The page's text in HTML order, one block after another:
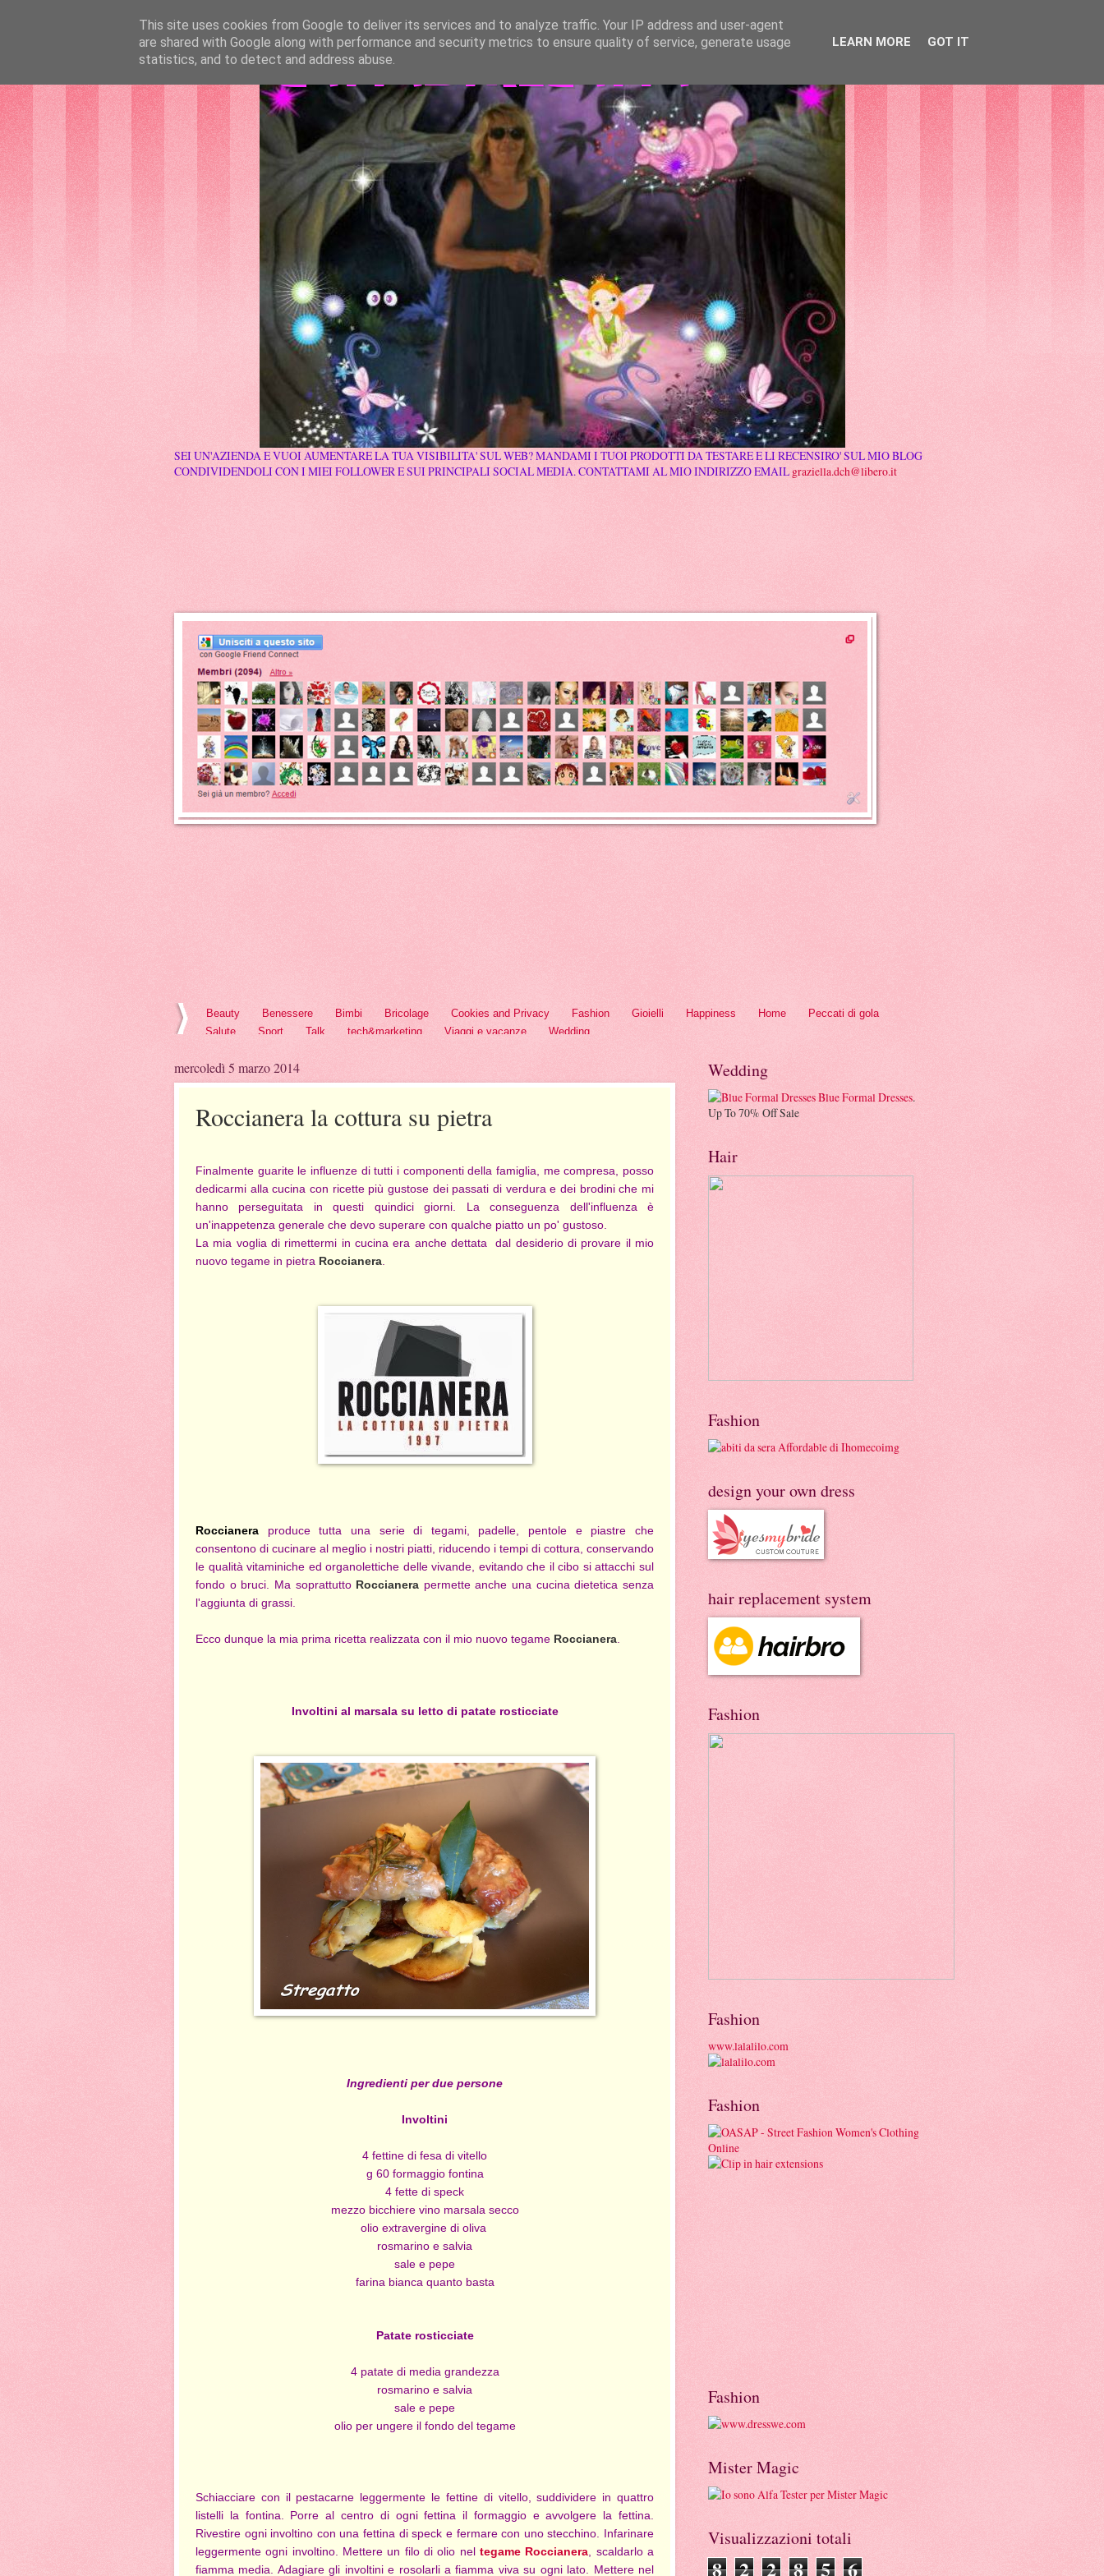
GATTASTREGATTA
SEI UN'AZIENDA E VUOI AUMENTARE LA TUA VISIBILITA' SUL WEB? MANDAMI I TUOI PRODOTTI DA TESTARE E LI RECENSIRO' SUL MIO BLOG
CONDIVIDENDOLI CON I MIEI FOLLOWER E SUI PRINCIPALI SOCIAL MEDIA. CONTATTAMI AL MIO INDIRIZZO EMAILgraziella.dch@libero.it
Beauty Benessere Bimbi Bricolage Cookies and Privacy Fashion Gioielli Happiness Home
Peccati di gola
Salute
Sport Talk tech&marketing Viaggi e vacanze Wedding
mercoledì 5 marzo 2014
Roccianera la cottura su pietra
Finalmente guarite le influenze di tutti i componenti della famiglia, me compresa, posso
dedicarmi alla cucina con ricette più gustose dei passati di verdura e dei brodini che mi
hanno perseguitata in questi quindici giorni. La conseguenza dell'influenza è
un'inappetenza generale che devo superare con qualche piatto un po' gustoso.
La mia voglia di rimettermi in cucina era anche dettata dal desiderio di provare il mio
nuovo tegame in pietra Roccianera
Roccianera produce tutta una serie di tegami, padelle, pentole e piastre che
consentono di cucinare al meglio i nostri piatti, riducendo i tempi di cottura, conservando
le qualità vitaminiche ed organolettiche delle vivande, evitando che il cibo si attacchi sul
fondo o bruci. Ma soprattutto Roccianera permette anche una cucina dietetica senza
l'aggiunta di grassi.
Ecco dunque la mia prima ricetta realizzata con il mio nuovo tegame Roccianera
Involtini al marsala su letto di patate rosticciate
Ingredienti per due persone
Involtini
4 fettine di fesa di vitello
g 60 formaggio fontina
4 fette di speck
mezzo bicchiere vino marsala secco
olio extravergine di oliva
rosmarino e salvia
sale e pepe
farina bianca quanto basta
Patate rosticciate
4 patate di media grandezza
rosmarino e salvia
sale e pepe
olio per ungere il fondo del tegame
Schiacciare con il pestacarne leggermente le fettine di vitello, suddividere in quattro
listelli la fontina. Porre al centro di ogni fettina il formaggio e avvolgere la fettina.
Rivestire ogni involtino con una fettina di speck e fermare con uno stecchino. Infarinare
leggermente ogni involtino. Mettere un filo di olio nel tegame Roccianera , scaldarlo a
fiamma media. Adagiare gli involtini e rosolarli a fiamma viva su ogni lato. Mettere nel
Wedding
Blue Formal Dresses.
Up To 70% Off Sale
Hair
Fashion
design your own dress
hair replacement system
Fashion
Fashion
www.lalalilo.com
Fashion
Fashion
Mister Magic
Visualizzazioni totali
8 2 2 8 5 6
This site uses cookies from Google to deliver its services and to analyze traffic. Your IP address and user-agent
are shared with Google along with performance and security metrics to ensure quality of service, generate usage
statistics, and to detect and address abuse.
LEARN MORE GOT IT